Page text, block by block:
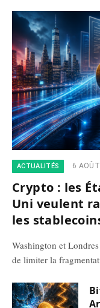
ACTUALITÉS 6
Crypto : les
Uni veulent
les
Washington et
de limiter la